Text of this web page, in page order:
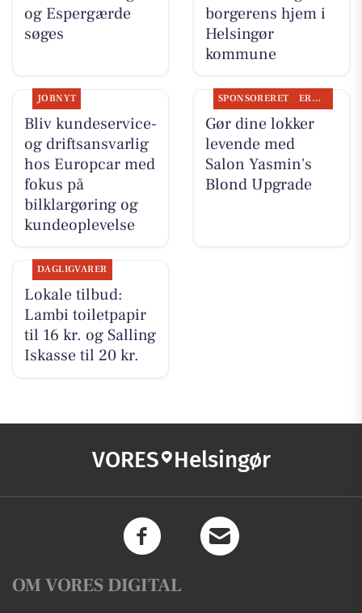
og Espergærde
søges
borgerens hjem i
Helsingør
kommune
JOBNYT
Bliv kundeservice-
og driftsansvarlig
hos Europcar med
fokus på
bilklargøring og
kundeoplevelse
SPONSORERET ERHVERV
Gør dine lokker
levende med
Salon Yasmin's
Blond Upgrade
DAGLIGVARER
Lokale tilbud:
Lambi toiletpapir
til 16 kr. og Salling
Iskasse til 20 kr.
VORES Helsingør
OM VORES DIGITAL